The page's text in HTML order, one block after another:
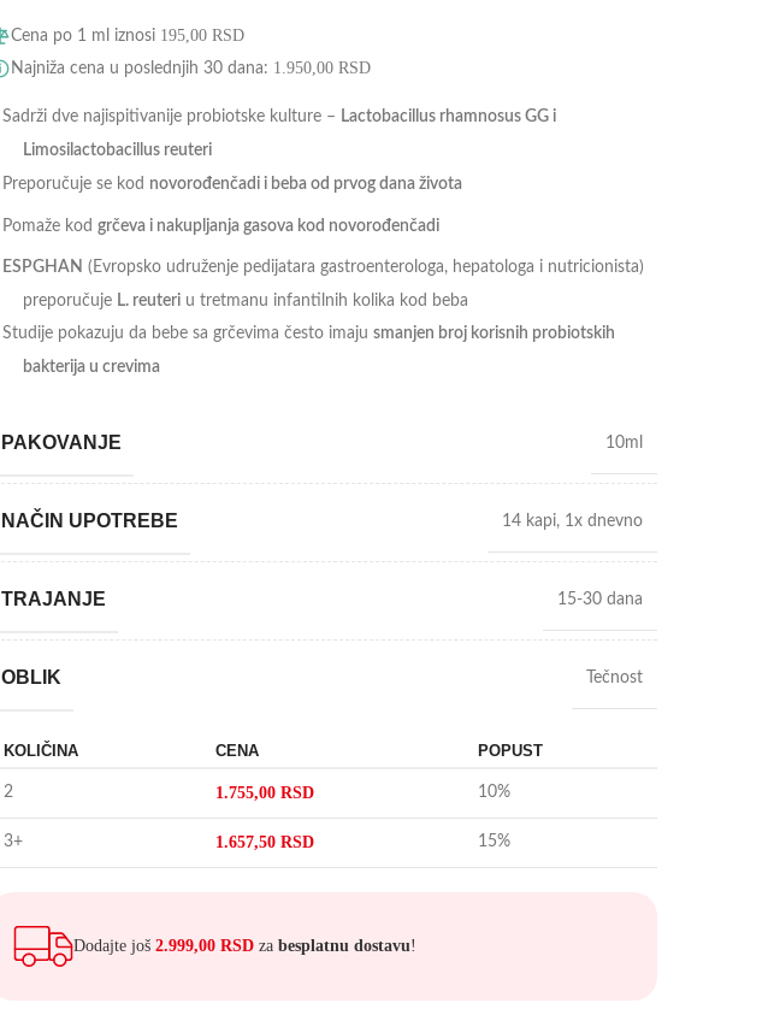
Cena po 1 ml iznosi 195,00 RSD
Najniža cena u poslednjih 30 dana: 1.950,00 RSD
Sadrži dve najispitivanije probiotske kulture – Lactobacillus rhamnosus GG i
Limosilactobacillus reuteri
Preporučuje se kod novorođenčadi i beba od prvog dana života
Pomaže kod grčeva i nakupljanja gasova kod novorođenčadi
ESPGHAN (Evropsko udruženje pedijatara gastroenterologa, hepatologa i nutricionista)
preporučuje L. reuteri u tretmanu infantilnih kolika kod beba
Studije pokazuju da bebe sa grčevima često imaju smanjen broj korisnih probiotskih
bakterija u crevima
PAKOVANJE 10ml
NAČIN UPOTREBE 14 kapi, 1x dnevno
TRAJANJE 15-30 dana
OBLIK Tečnost
KOLIČINA CENA POPUST
2 1.755,00 RSD 10%
3+ 1.657,50 RSD 15%
Dodajte još 2.999,00 RSD za besplatnu dostavu!